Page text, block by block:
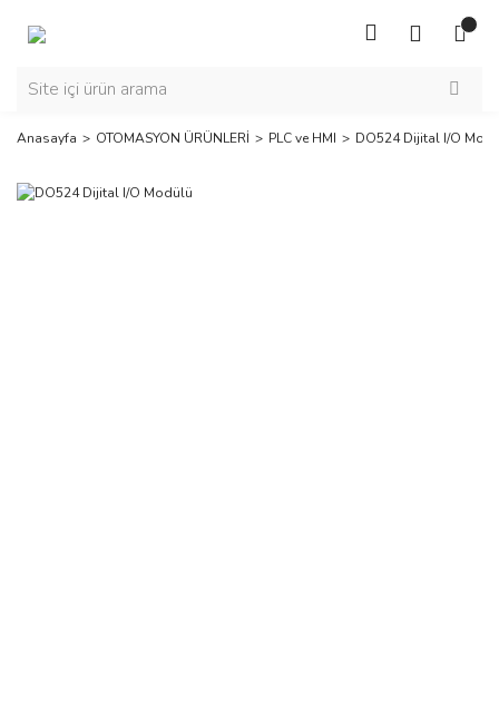
Anasayfa OTOMASYON ÜRÜNLERİ PLC ve HMI DO524 Dijital I/O